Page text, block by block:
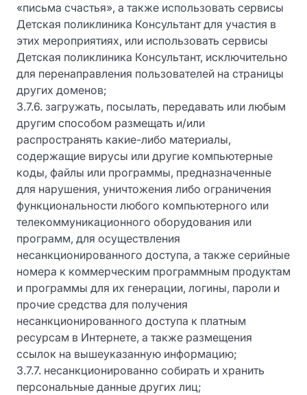
«письма счастья», а также использовать сервисы
Детская поликлиника Консультант для участия в
этих мероприятиях, или использовать сервисы
Детская поликлиника Консультант, исключительно
для перенаправления пользователей на страницы
других доменов;
3.7.6. загружать, посылать, передавать или любым
другим способом размещать и/или
распространять какие-либо материалы,
содержащие вирусы или другие компьютерные
коды, файлы или программы, предназначенные
для нарушения, уничтожения либо ограничения
функциональности любого компьютерного или
телекоммуникационного оборудования или
программ, для осуществления
несанкционированного доступа, а также серийные
номера к коммерческим программным продуктам
и программы для их генерации, логины, пароли и
прочие средства для получения
несанкционированного доступа к платным
ресурсам в Интернете, а также размещения
ссылок на вышеуказанную информацию;
3.7.7. несанкционированно собирать и хранить
персональные данные других лиц;